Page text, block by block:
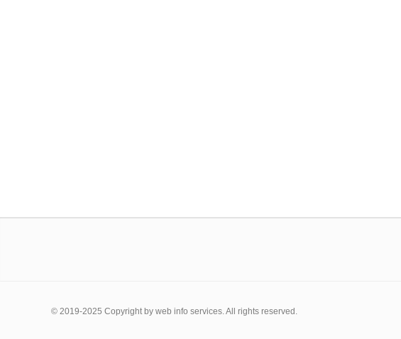
© 2019-2025 Copyright by web info services. All rights reserved.